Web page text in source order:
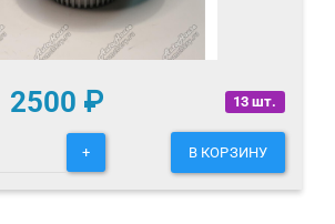
13 шт.
2500 ₽
+ В КОРЗИНУ